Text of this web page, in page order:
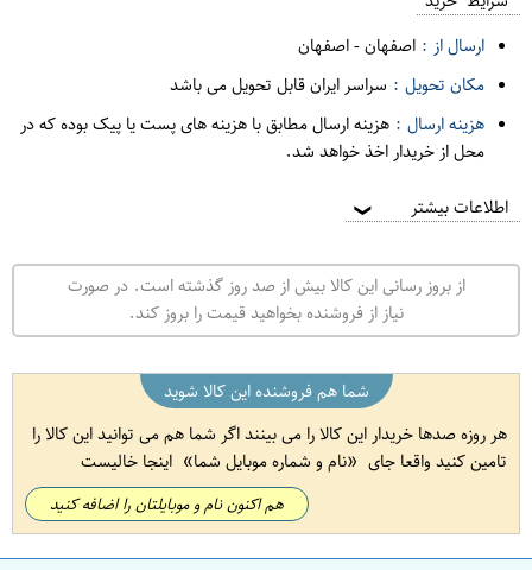
ارسال از : اصفهان-اصفهان
مکان تحویل : سراسر ایران قابل تحویل می باشد
هزینه ارسال : هزینه ارسال مطابق با هزینه های پست یا پیک بوده که در
محل از خریدار اخذ خواهد شد.
اطلاعات بیشتر ❯
از بروز رسانی این کالا بیش از صد روز گذشته است. در صورت
نیاز از فروشنده بخواهید قیمت را بروز کند.
شما هم فروشنده این کالا شوید
هر روزه صدها خریدار این کالا را می بینند اگر شما هم می توانید این کالا را
تامین کنید واقعا جای
نام و شماره موبایل شما اینجا خالیست
هم اکنون نام و موبایلتان را اضافه کنید